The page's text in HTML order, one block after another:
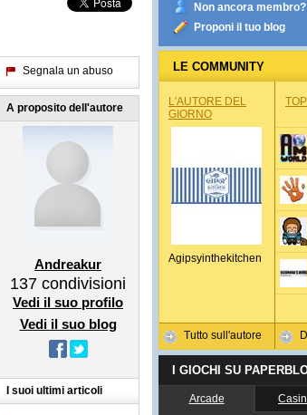
Segnala un abuso
A proposito dell'autore
Andreakur
137 condivisioni
Vedi il suo profilo
Vedi il suo blog
I suoi ultimi articoli
Non ancora membro?
Proponi il tuo blog
LE COMMUNITY
L'AUTORE DEL
GIORNO
Agipsyinthekitchen
Tutto sull'autore
I GIOCHI SU
Arcade